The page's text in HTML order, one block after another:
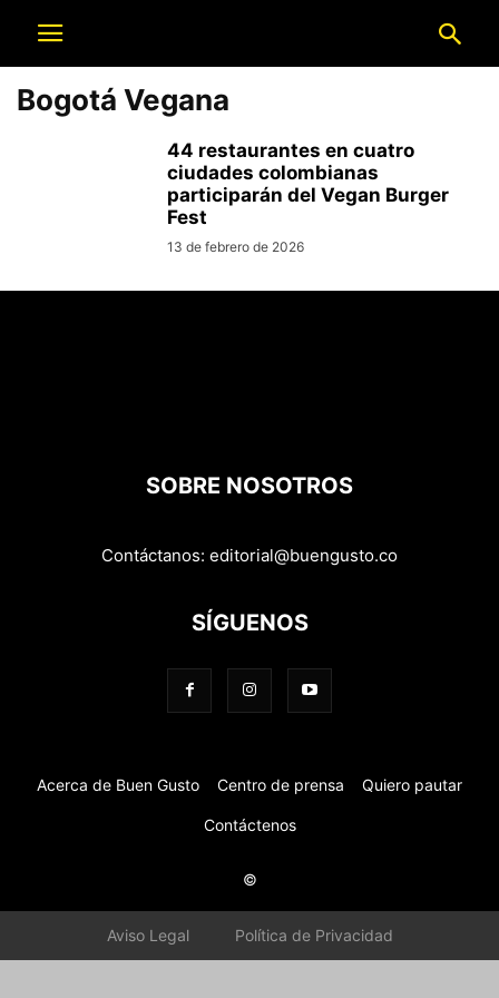
Bogotá Vegana
44 restaurantes en cuatro
ciudades colombianas
participarán del Vegan Burger
Fest
13 de febrero de 2026
SOBRE NOSOTROS
Contáctanos: editorial@buengusto.co
SÍGUENOS
Acerca de Buen Gusto Centro de prensa Quiero pautar
Contáctenos
©
Aviso Legal Política de Privacidad